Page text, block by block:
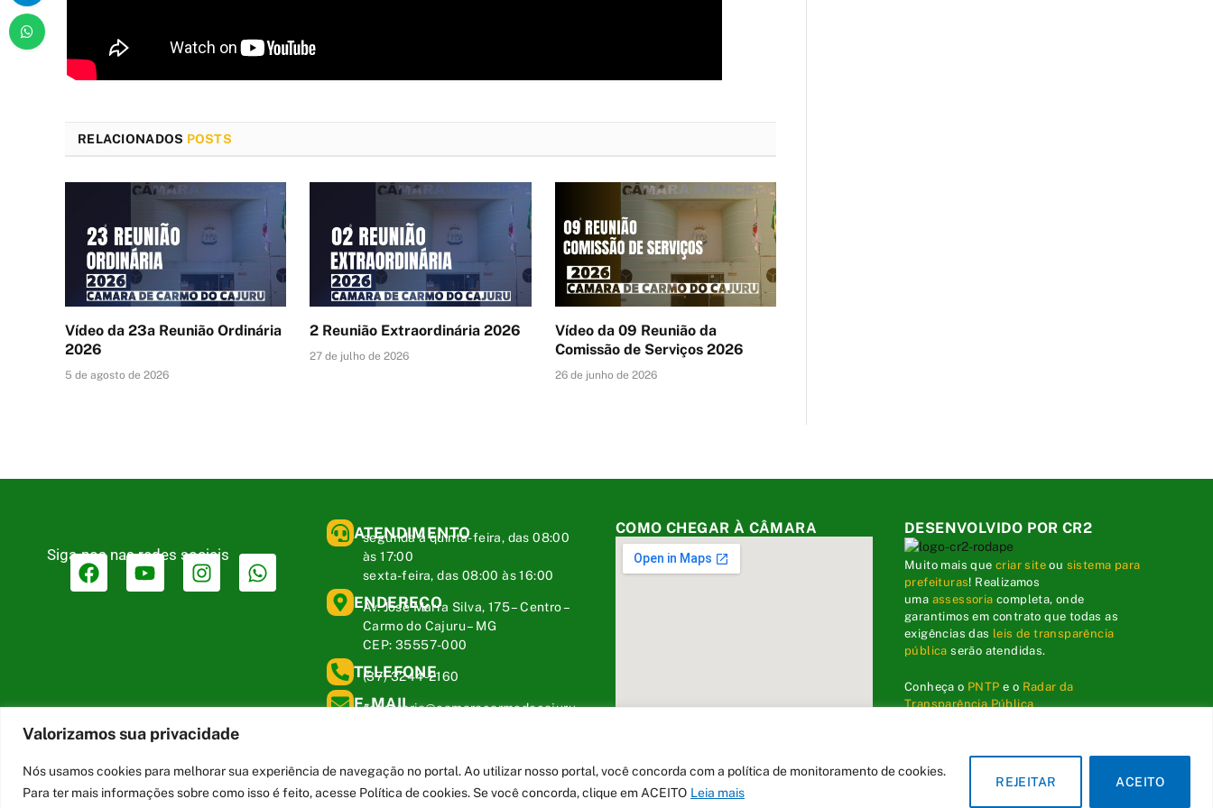
Valorizamos sua privacidade
Nós usamos cookies para melhorar sua experiência de navegação no portal. Ao utilizar nosso portal, você concorda com a política de monitoramento de cookies.
Para ter mais informações sobre como isso é feito, acesse Política de cookies. Se você concorda, clique em ACEITO Leia mais
REJEITAR ACEITO
RELACIONADOS POSTS
Vídeo da 23a Reunião Ordinária
2026
5 de agosto de 2026
2 Reunião Extraordinária 2026
27 de julho de 2026
Vídeo da 09 Reunião da
Comissão de Serviços 2026
26 de junho de 2026
Siga-nos nas redes sociais
ATENDIMENTO
segunda a quinta-feira, das 08:00
às 17:00
sexta-feira, das 08:00 às 16:00
ENDEREÇO
Av. José Marra Silva, 175 – Centro –
Carmo do Cajuru – MG
CEP: 35557-000
TELEFONE
(37) 3244-2160
E-MAIL
secretaria@camaracarmodocajuru.
COMO CHEGAR À CÂMARA DESENVOLVIDO POR CR2
Muito mais quecriar site ou sistema para
prefeituras! Realizamos
uma assessoria completa, onde
garantimos em contrato que todas as
exigências das leis de transparência
pública serão atendidas.
Conheça o PNTP e o Radar da
Transparência Pública